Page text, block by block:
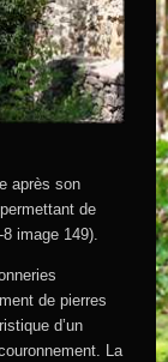
après son
de
image 149).
de pierres
d’un
La